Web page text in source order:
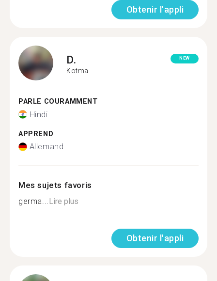
Obtenir l'appli
D.
Kotma
NEW
PARLE COURAMMENT
Hindi
APPREND
Allemand
Mes sujets favoris
germa...Lire plus
Obtenir l'appli